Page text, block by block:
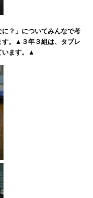
？」についてみんなで考
す。▲３年３組は、タブレ
います。▲